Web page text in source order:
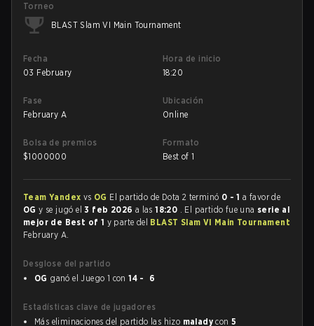
Torneo
BLAST Slam VI Main Tournament
Fecha
03 February
Hora de inicio
18:20
Fase
February A
Ubicación
Online
Bolsa de premios
$1000000
Formato
Best of 1
Team Yandex vs OG El partido de Dota 2 terminó 0 - 1 a favor de
OGy se jugó el3 feb 2026 a las18:20 . El partido fue una serie al
mejor de Best of 1 y parte del BLAST Slam VI Main Tournament
February A.
Desglose del partido
OG ganó el Juego 1 con14 - 6
Estadísticas clave de jugadores
Más eliminaciones del partido las hizo malady con5